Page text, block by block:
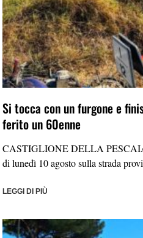
Si tocca con un furgone e
ferito un 60enne
CASTIGLIONE DELLA
di lunedì 10 agosto sulla strada
LEGGI DI PIÙ